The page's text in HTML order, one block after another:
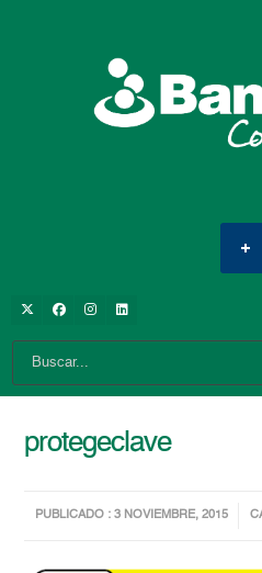
protegeclave
PUBLICADO : 3 NOVIEMBRE, 2015